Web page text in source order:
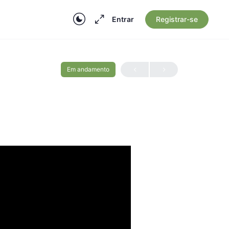
Entrar Registrar-se
Em andamento